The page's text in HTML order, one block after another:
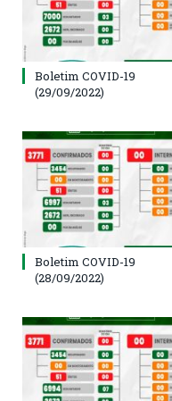
Boletim COVID-19
(29/09/2022)
Boletim COVID-19
(28/09/2022)